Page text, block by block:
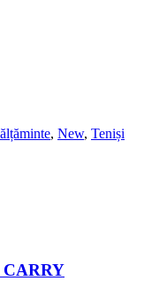
, New, Teniși
CARRY